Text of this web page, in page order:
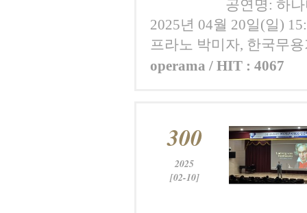
공연명: 하
2025년 04월 20일(일)
프라노 박미자, 한국무
operama / HIT : 4067
300
2025
[02-10]